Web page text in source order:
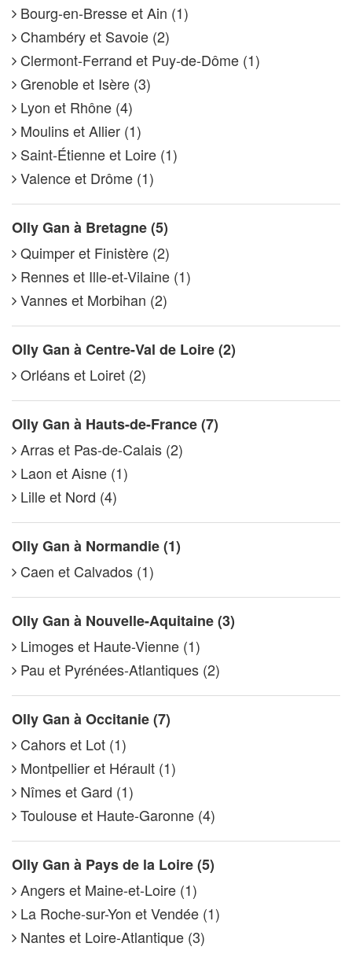
Bourg-en-Bresse et Ain (1)
Chambéry et Savoie (2)
Clermont-Ferrand et Puy-de-Dôme (1)
Grenoble et Isère (3)
Lyon et Rhône (4)
Moulins et Allier (1)
Saint-Étienne et Loire (1)
Valence et Drôme (1)
Olly Gan à Bretagne (5)
Quimper et Finistère (2)
Rennes et Ille-et-Vilaine (1)
Vannes et Morbihan (2)
Olly Gan à Centre-Val de Loire (2)
Orléans et Loiret (2)
Olly Gan à Hauts-de-France (7)
Arras et Pas-de-Calais (2)
Laon et Aisne (1)
Lille et Nord (4)
Olly Gan à Normandie (1)
Caen et Calvados (1)
Olly Gan à Nouvelle-Aquitaine (3)
Limoges et Haute-Vienne (1)
Pau et Pyrénées-Atlantiques (2)
Olly Gan à Occitanie (7)
Cahors et Lot (1)
Montpellier et Hérault (1)
Nîmes et Gard (1)
Toulouse et Haute-Garonne (4)
Olly Gan à Pays de la Loire (5)
Angers et Maine-et-Loire (1)
La Roche-sur-Yon et Vendée (1)
Nantes et Loire-Atlantique (3)